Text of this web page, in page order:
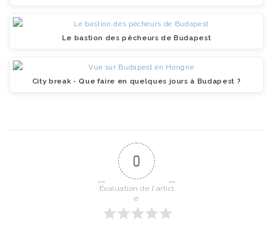
Le bastion des pêcheurs de Budapest
City break - Que faire en quelques jours à Budapest ?
0
Évaluation de l'articl
e